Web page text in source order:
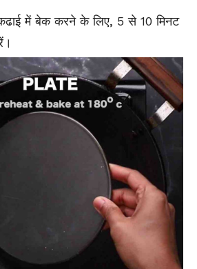
में बेक करने के लिए, 5 से 10 मिनट